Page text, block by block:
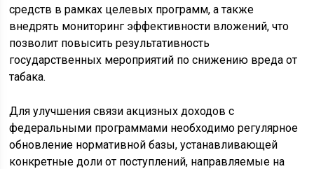
средств в рамках целевых программ, а также
внедрять мониторинг эффективности вложений, что
позволит повысить результативность
государственных мероприятий по снижению вреда от
табака.
Для улучшения связи акцизных доходов с
федеральными программами необходимо регулярное
обновление нормативной базы, устанавливающей
конкретные доли от поступлений, направляемые на